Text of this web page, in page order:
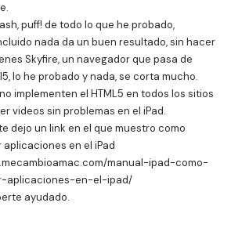
puff! de todo lo que he probado,
nada da un buen resultado, sin hacer
Skyfire, un navegador que pasa de
lo he probado y nada, se corta mucho.
implementen el HTML5 en todos los sitios
videos sin problemas en el iPad.
dejo un link en el que muestro como
en el iPad
manual-ipad-como-
aplicaciones-en-el-ipad/
ayudado.